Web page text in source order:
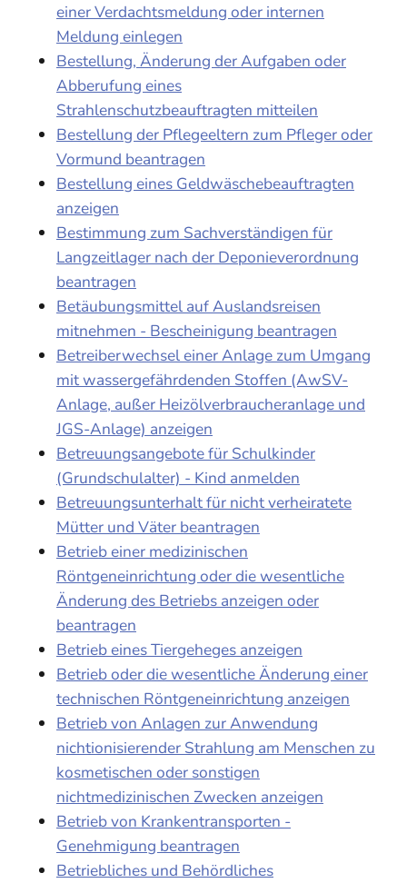
einer Verdachtsmeldung oder internen
Meldung einlegen
Bestellung, Änderung der Aufgaben oder
Abberufung eines
Strahlenschutzbeauftragten mitteilen
Bestellung der Pflegeeltern zum Pfleger oder
Vormund beantragen
Bestellung eines Geldwäschebeauftragten
anzeigen
Bestimmung zum Sachverständigen für
Langzeitlager nach der Deponieverordnung
beantragen
Betäubungsmittel auf Auslandsreisen
mitnehmen - Bescheinigung beantragen
Betreiberwechsel einer Anlage zum Umgang
mit wassergefährdenden Stoffen (AwSV-
Anlage, außer Heizölverbraucheranlage und
JGS-Anlage) anzeigen
Betreuungsangebote für Schulkinder
(Grundschulalter) - Kind anmelden
Betreuungsunterhalt für nicht verheiratete
Mütter und Väter beantragen
Betrieb einer medizinischen
Röntgeneinrichtung oder die wesentliche
Änderung des Betriebs anzeigen oder
beantragen
Betrieb eines Tiergeheges anzeigen
Betrieb oder die wesentliche Änderung einer
technischen Röntgeneinrichtung anzeigen
Betrieb von Anlagen zur Anwendung
nichtionisierender Strahlung am Menschen zu
kosmetischen oder sonstigen
nichtmedizinischen Zwecken anzeigen
Betrieb von Krankentransporten -
Genehmigung beantragen
Betriebliches und Behördliches